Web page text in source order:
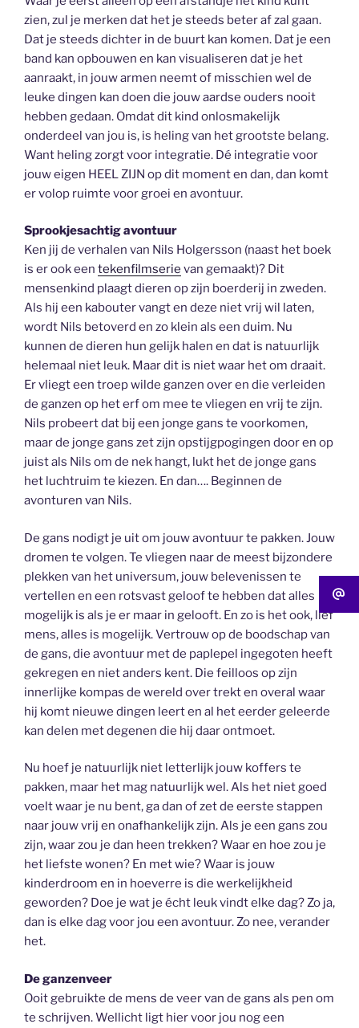
zien, zul je merken dat het je steeds beter af zal gaan.
Dat je steeds dichter in de buurt kan komen. Dat je een
band kan opbouwen en kan visualiseren dat je het
aanraakt, in jouw armen neemt of misschien wel de
leuke dingen kan doen die jouw aardse ouders nooit
hebben gedaan. Omdat dit kind onlosmakelijk
onderdeel van jou is, is heling van het grootste belang.
Want heling zorgt voor integratie. Dé integratie voor
jouw eigen HEEL ZIJN op dit moment en dan, dan komt
er volop ruimte voor groei en avontuur.
Sprookjesachtig avontuur
Ken jij de verhalen van Nils Holgersson (naast het boek
is er ook een tekenfilmserie van gemaakt)? Dit
mensenkind plaagt dieren op zijn boerderij in zweden.
Als hij een kabouter vangt en deze niet vrij wil laten,
wordt Nils betoverd en zo klein als een duim. Nu
kunnen de dieren hun gelijk halen en dat is natuurlijk
helemaal niet leuk. Maar dit is niet waar het om draait.
Er vliegt een troep wilde ganzen over en die verleiden
de ganzen op het erf om mee te vliegen en vrij te zijn.
Nils probeert dat bij een jonge gans te voorkomen,
maar de jonge gans zet zijn opstijgpogingen door en op
juist als Nils om de nek hangt, lukt het de jonge gans
het luchtruim te kiezen. En dan…. Beginnen de
avonturen van Nils.
De gans nodigt je uit om jouw avontuur te pakken. Jouw
dromen te volgen. Te vliegen naar de meest bijzondere
plekken van het universum, jouw belevenissen te
vertellen en een rotsvast geloof te hebben dat alles
mogelijk is als je er maar in gelooft. En zo is het ook, lief
mens, alles is mogelijk. Vertrouw op de boodschap van
de gans, die avontuur met de paplepel ingegoten heeft
gekregen en niet anders kent. Die feilloos op zijn
innerlijke kompas de wereld over trekt en overal waar
hij komt nieuwe dingen leert en al het eerder geleerde
kan delen met degenen die hij daar ontmoet.
Nu hoef je natuurlijk niet letterlijk jouw koffers te
pakken, maar het mag natuurlijk wel. Als het niet goed
voelt waar je nu bent, ga dan of zet de eerste stappen
naar jouw vrij en onafhankelijk zijn. Als je een gans zou
zijn, waar zou je dan heen trekken? Waar en hoe zou je
het liefste wonen? En met wie? Waar is jouw
kinderdroom en in hoeverre is die werkelijkheid
geworden? Doe je wat je écht leuk vindt elke dag? Zo ja,
dan is elke dag voor jou een avontuur. Zo nee, verander
het.
De ganzenveer
Ooit gebruikte de mens de veer van de gans als pen om
te schrijven. Wellicht ligt hier voor jou nog een